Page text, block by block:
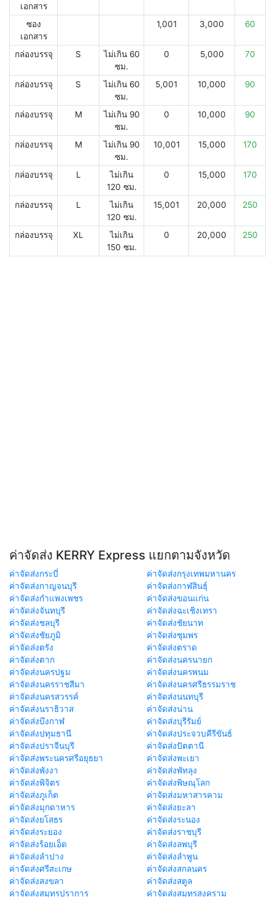
เอกสาร
ซอง
เอกสาร
1,001 3,000 60
กล่องบรรจุ S
ไม่เกิน 60
ซม.
0 5,000 70
กล่องบรรจุ S
ไม่เกิน 60
ซม.
5,001 10,000 90
กล่องบรรจุ M
ไม่เกิน 90
ซม.
0 10,000 90
กล่องบรรจุ M
ไม่เกิน 90
ซม.
10,001 15,000 170
กล่องบรรจุ L
ไม่เกิน
120 ซม.
0 15,000 170
กล่องบรรจุ L
ไม่เกิน
120 ซม.
15,001 20,000 250
กล่องบรรจุ XL
ไม่เกิน
150 ซม.
0 20,000 250
ค่าจัดส่ง KERRY Express แยกตามจังหวัด
ค่าจัดส่งกระบี่
ค่าจัดส่งกรุงเทพมหานคร
ค่าจัดส่งกาญจนบุรี
ค่าจัดส่งกาฬสินธุ์
ค่าจัดส่งกำแพงเพชร
ค่าจัดส่งขอนแก่น
ค่าจัดส่งจันทบุรี
ค่าจัดส่งฉะเชิงเทรา
ค่าจัดส่งชลบุรี
ค่าจัดส่งชัยนาท
ค่าจัดส่งชัยภูมิ
ค่าจัดส่งชุมพร
ค่าจัดส่งตรัง
ค่าจัดส่งตราด
ค่าจัดส่งตาก
ค่าจัดส่งนครนายก
ค่าจัดส่งนครปฐม
ค่าจัดส่งนครพนม
ค่าจัดส่งนครราชสีมา
ค่าจัดส่งนครศรีธรรมราช
ค่าจัดส่งนครสวรรค์
ค่าจัดส่งนนทบุรี
ค่าจัดส่งนราธิวาส
ค่าจัดส่งน่าน
ค่าจัดส่งบึงกาฬ
ค่าจัดส่งบุรีรัมย์
ค่าจัดส่งปทุมธานี
ค่าจัดส่งประจวบคีรีขันธ์
ค่าจัดส่งปราจีนบุรี
ค่าจัดส่งปัตตานี
ค่าจัดส่งพระนครศรีอยุธยา
ค่าจัดส่งพะเยา
ค่าจัดส่งพังงา
ค่าจัดส่งพัทลุง
ค่าจัดส่งพิจิตร
ค่าจัดส่งพิษณุโลก
ค่าจัดส่งภูเก็ต
ค่าจัดส่งมหาสารคาม
ค่าจัดส่งมุกดาหาร
ค่าจัดส่งยะลา
ค่าจัดส่งยโสธร
ค่าจัดส่งระนอง
ค่าจัดส่งระยอง
ค่าจัดส่งราชบุรี
ค่าจัดส่งร้อยเอ็ด
ค่าจัดส่งลพบุรี
ค่าจัดส่งลำปาง
ค่าจัดส่งลำพูน
ค่าจัดส่งศรีสะเกษ
ค่าจัดส่งสกลนคร
ค่าจัดส่งสงขลา
ค่าจัดส่งสตูล
ค่าจัดส่งสมุทรปราการ
ค่าจัดส่งสมุทรสงคราม